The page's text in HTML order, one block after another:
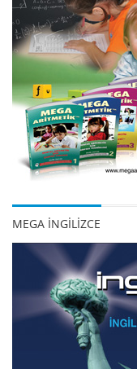
MEGA İNGİLİZCE